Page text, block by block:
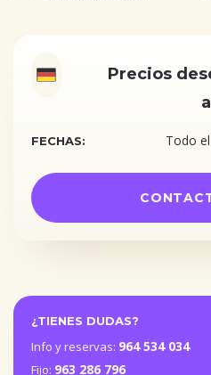
Precios
FECHAS: Todo
¿TIENES DUDAS?
Info y reservas: 964 534 034
Fijo: 963 286 796